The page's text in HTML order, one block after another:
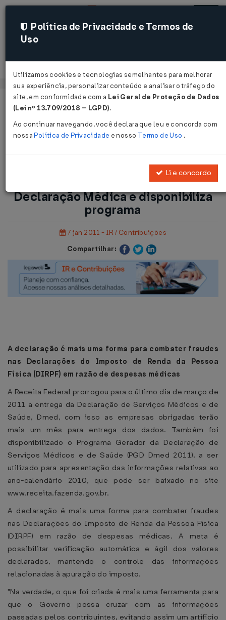
Acessar
Página Inicial
Notícias
disponibiliza programa...
Voltar
Receita Federal prorroga prazo para
Declaração Médica e disponibiliza
programa
7 jan 2011 - IR / Contribuições
Compartilhar:
A declaração é mais uma forma para combater fraudes
nas Declarações do Imposto de Renda da Pessoa
Física (DIRPF) em razão de despesas médicas
A Receita Federal prorrogou para o último dia de março de
2011 a entrega da Declaração de Serviços Médicos e de
Saúde, Dmed, com isso as empresas obrigadas terão
mais um mês para entrega dos dados. Também foi
disponibilizado o Programa Gerador da Declaração de
Serviços Médicos e de Saúde (PGD Dmed 2011), a ser
utilizado para apresentação das informações relativas ao
ano-calendário 2010, que pode ser baixado no site
www.receita.fazenda.gov.br.
A declaração é mais uma forma para combater fraudes
nas Declarações do Imposto de Renda da Pessoa Física
(DIRPF) em razão de despesas médicas. A meta é
possibilitar verificação automática e ágil dos valores
declarados, mantendo o controle das informações
relacionadas à apuração do imposto.
"Na verdade, o que foi criada é mais uma ferramenta para
que o Governo possa cruzar com as informações
passadas pelos contribuintes, evitando assim um artifício
Política de Privacidade e Termos de
Uso
Utilizamos cookies e tecnologias semelhantes para melhorar
sua experiência, personalizar conteúdo e analisar o tráfego do
site, em conformidade com a Lei Geral de Proteção de Dados
(Lei nº 13.709/2018 – LGPD).
Ao continuar navegando, você declara que leu e concorda com
nossaPolítica de Privacidade e nosso Termo de Uso .
Li e concordo